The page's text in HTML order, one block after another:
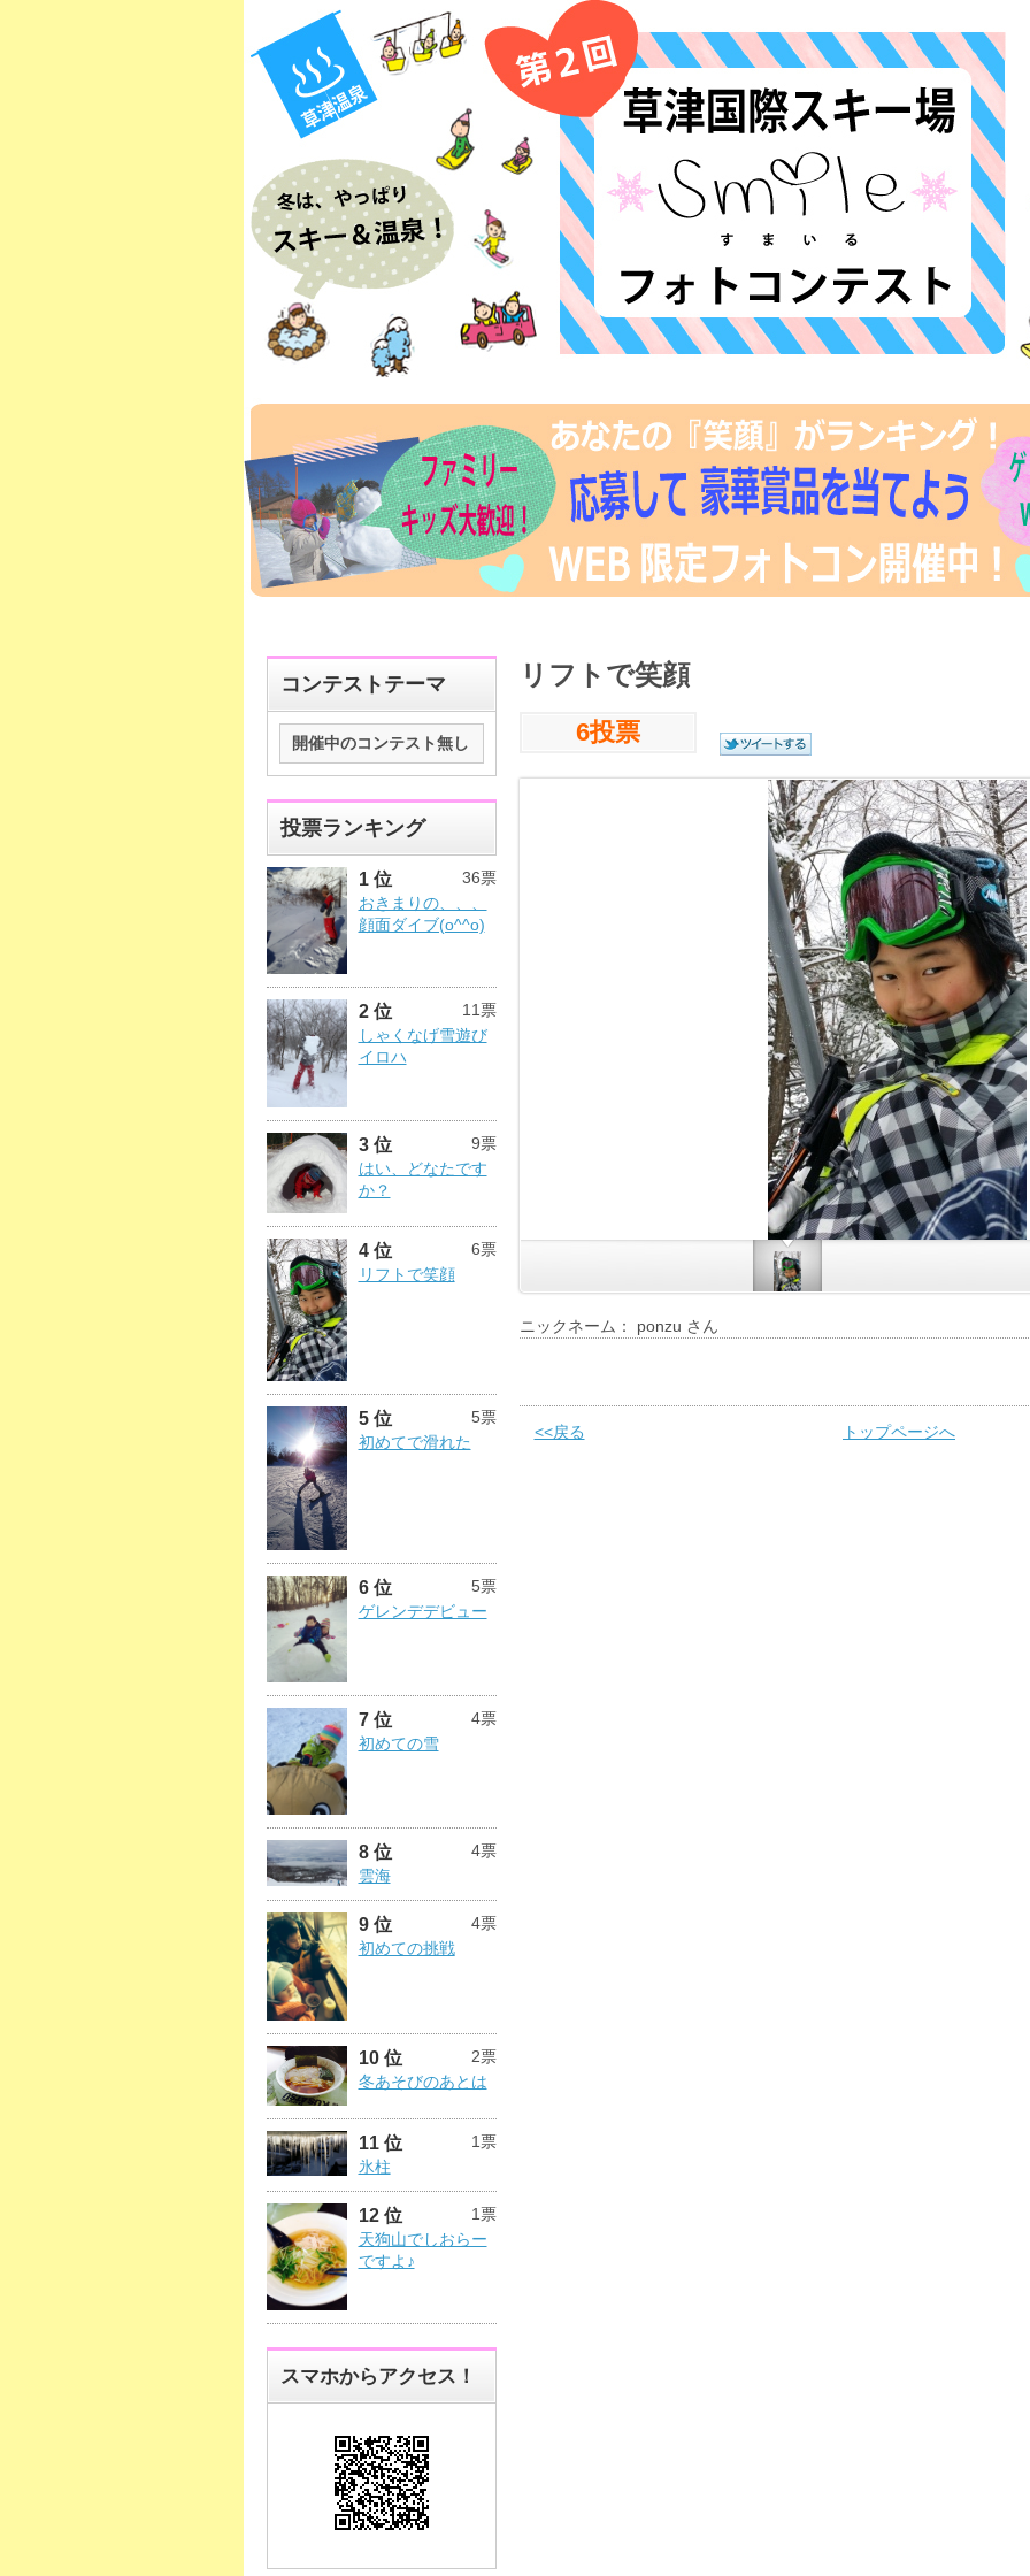
コンテストテーマ
開催中のコンテスト無し
投票ランキング
1 位
36票
おきまりの、、、
顔面ダイブ(o^^o)
2 位
11票
しゃくなげ雪遊び
イロハ
3 位
9票
はい、どなたです
か？
4 位
6票
リフトで笑顔
5 位
5票
初めてで滑れた
6 位
5票
ゲレンデデビュー
7 位
4票
初めての雪
8 位
4票
雲海
9 位
4票
初めての挑戦
10 位
2票
冬あそびのあとは
11 位
1票
氷柱
12 位
1票
天狗山でしおらー
ですよ♪
スマホからアクセス！
リフトで笑顔
6投票
ニックネーム： ponzu さん
<<戻る トップページへ